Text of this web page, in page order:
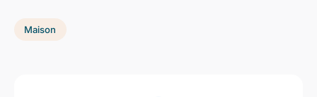
Maison